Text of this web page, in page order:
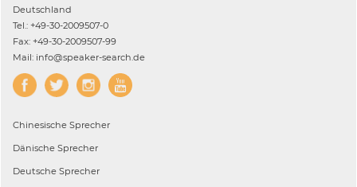
Deutschland
Tel.: +49-30-2009507-0
Fax: +49-30-2009507-99
Mail: info@speaker-search.de
Chinesische Sprecher
Dänische Sprecher
Deutsche Sprecher